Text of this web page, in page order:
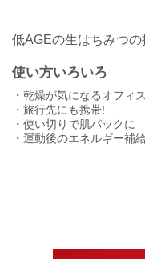
低AGEの生はちみつの
使い方いろいろ
・乾燥が気になるオフィ
・旅行先にも携帯!
・使い切りで肌パックに
・運動後のエネルギー補